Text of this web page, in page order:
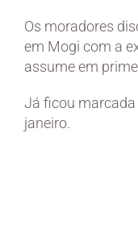
Os moradores
em Mogi com a
assume em
Já ficou
janeiro.